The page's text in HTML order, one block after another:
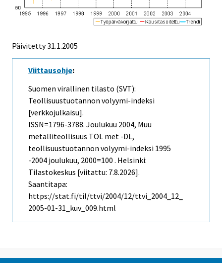
Päivitetty31.1.2005
Viittausohje:
Suomen virallinen tilasto (SVT):
Teollisuustuotannon volyymi-indeksi
[verkkojulkaisu].
ISSN=1796-3788. Joulukuu 2004, Muu
metalliteollisuus TOL met -DL,
teollisuustuotannon volyymi-indeksi 1995
-2004 joulukuu, 2000=100 . Helsinki:
Tilastokeskus [viitattu: 7.8.2026].
Saantitapa:
https://stat.fi/til/ttvi/2004/12/ttvi_2004_12_
2005-01-31_kuv_009.html